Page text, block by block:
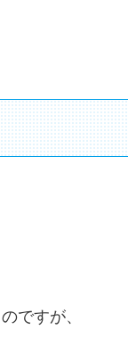
ですが、